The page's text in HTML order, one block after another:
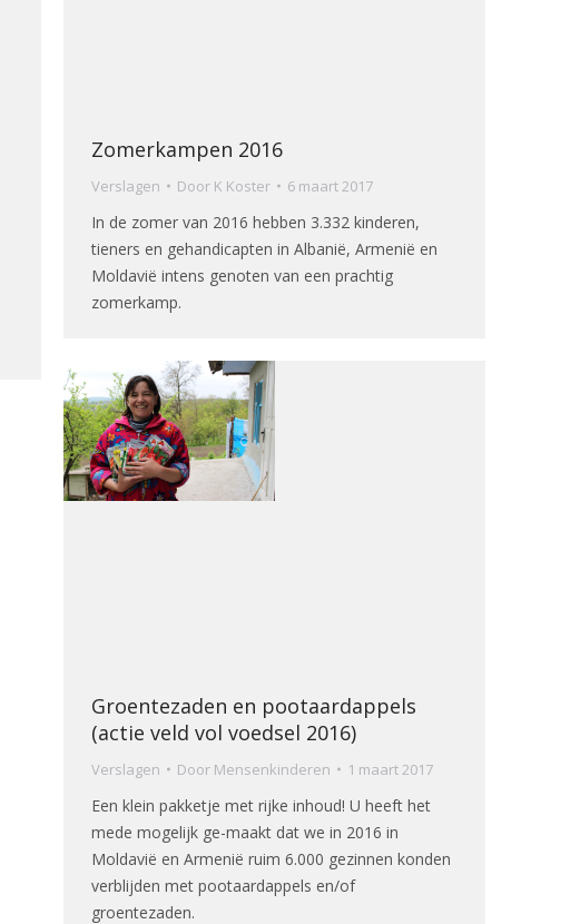
Zomerkampen 2016
Verslagen Door K Koster 6 maart 2017
In de zomer van 2016 hebben 3.332 kinderen,
tieners en gehandicapten in Albanië, Armenië en
Moldavië intens genoten van een prachtig
zomerkamp.
Groentezaden en pootaardappels
(actie veld vol voedsel 2016)
Verslagen Door Mensenkinderen 1 maart 2017
Een klein pakketje met rijke inhoud! U heeft het
mede mogelijk ge-maakt dat we in 2016 in
Moldavië en Armenië ruim 6.000 gezinnen konden
verblijden met pootaardappels en/of
groentezaden.